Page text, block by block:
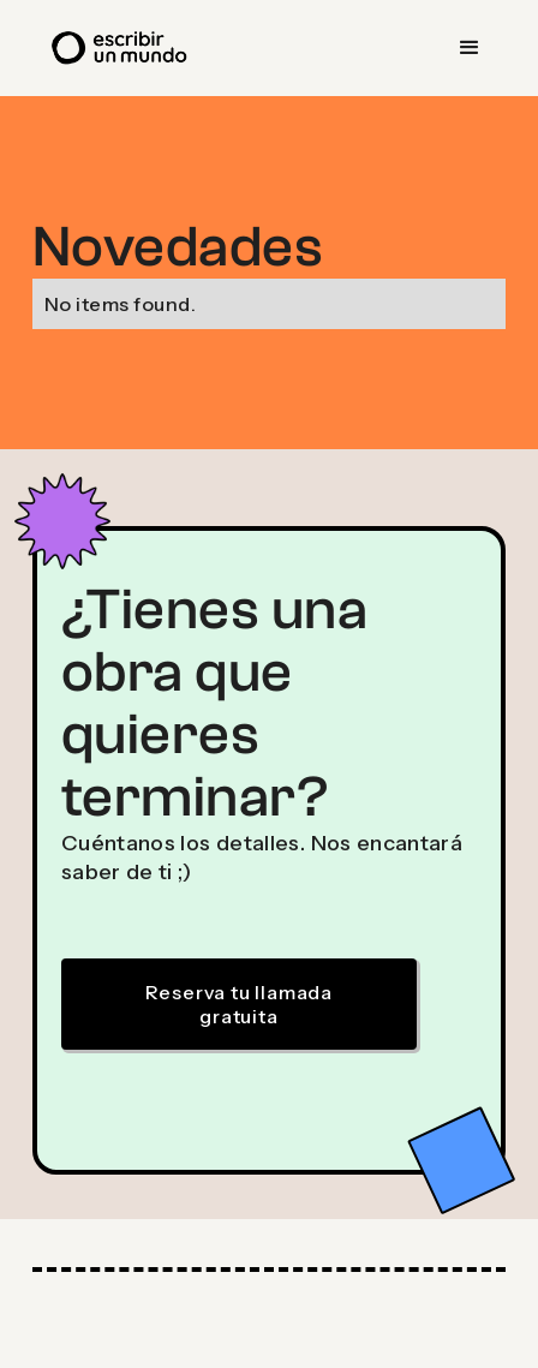
Novedades
No items found.
¿Tienes una
obra que
quieres
terminar?
Cuéntanos los detalles. Nos encantará
saber de ti ;)
Reserva tu llamada
gratuita